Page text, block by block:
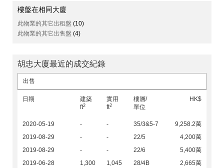
樓盤在相同大廈
此物業的其它出租盤 (10)
此物業的其它出售盤 (4)
胡忠大廈最近的成交紀錄
出售
日期
建築
ft2
實用
ft2
樓層/
單位
HK$
2020-05-19 - - 35/3&5-7
9,258.2萬
2019-08-29
- - 22/5
4,200萬
2019-08-29
- - 22/6
5,400萬
2019-06-28
1,300 1,045 28/4B
2,665萬